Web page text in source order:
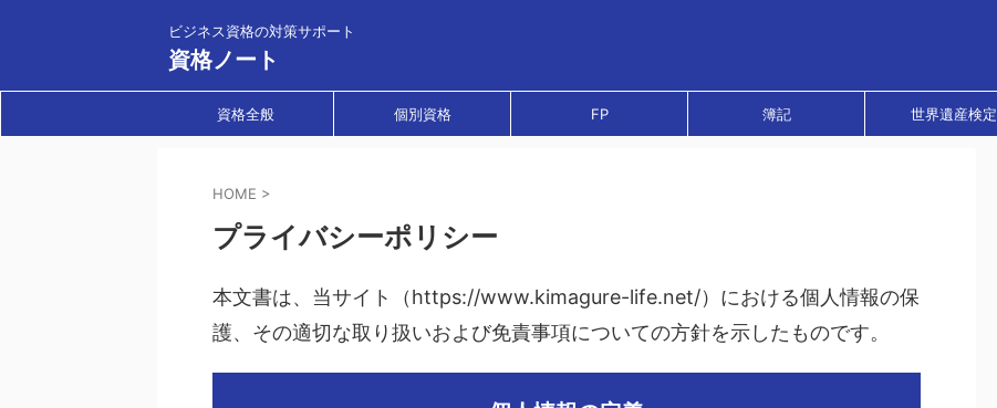
ビジネス資格の対策サポート
資格ノート
資格全般 個別資格 FP 簿記 世界遺産検定
HOME >
プライバシーポリシー
本文書は、当サイト（https://www.kimagure-life.net/）における個人情報の保
護、その適切な取り扱いおよび免責事項についての方針を示したものです。